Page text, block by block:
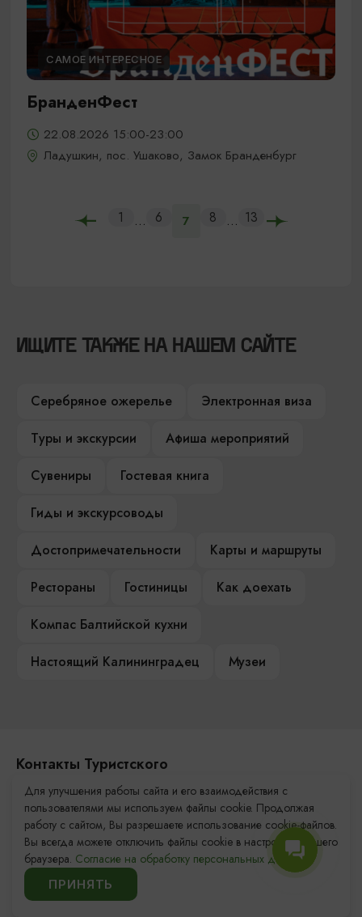
САМОЕ ИНТЕРЕСНОЕ
БранденФест
22.08.2026 15:00-23:00
Ладушкин, пос. Ушаково, Замок Бранденбург
1 ... 6 7 8 ... 13
ИЩИТЕ ТАКЖЕ НА НАШЕМ САЙТЕ
Серебряное ожерелье
Электронная виза
Туры и экскурсии
Афиша мероприятий
Сувениры
Гостевая книга
Гиды и экскурсоводы
Достопримечательности
Карты и маршруты
Рестораны
Гостиницы
Как доехать
Компас Балтийской кухни
Настоящий Калининградец
Музеи
Контакты Туристского
информационного центра
+7 (4012) 555-200
8 (800) 200-55-39
info@visit-kaliningrad.ru
Для улучшения работы сайта и его взаимодействия с
пользователями мы используем файлы cookie. Продолжая
работу с сайтом, Вы разрешаете использование cookie-файлов.
Вы всегда можете отключить файлы cookie в настройках Вашего
браузера. Согласие на обработку персональных данных.
ПРИНЯТЬ